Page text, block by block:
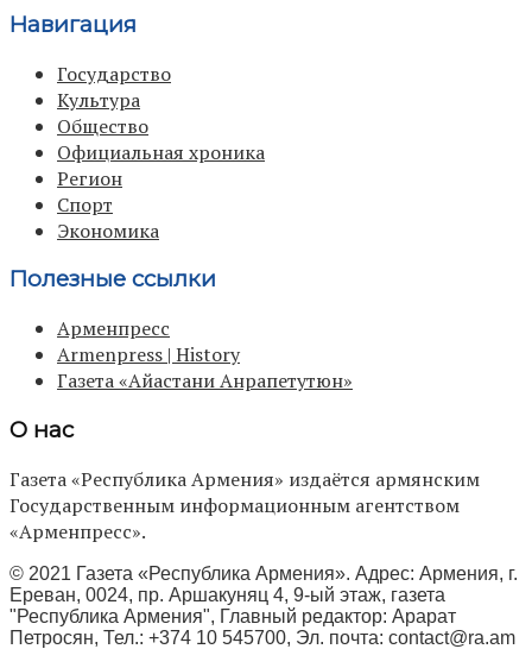
Навигация
Государство
Культура
Общество
Официальная хроника
Регион
Спорт
Экономика
Полезные ссылки
Арменпресс
Armenpress | History
Газета «Айастани Анрапетутюн»
О нас
Газета «Республика Армения» издаётся армянским
Государственным информационным агентством
«Арменпресс».
© 2021 Газета «Республика Армения». Адрес: Армения, г.
Ереван, 0024, пр. Аршакуняц 4, 9-ый этаж, газета
"Республика Армения", Главный редактор: Арарат
Петросян, Тел.: +374 10 545700, Эл. почта: contact@ra.am